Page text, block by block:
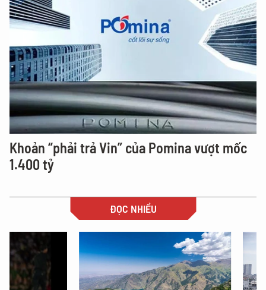
Khoản “phải trả Vin” của Pomina vượt mốc
1.400 tỷ
ĐỌC NHIỀU